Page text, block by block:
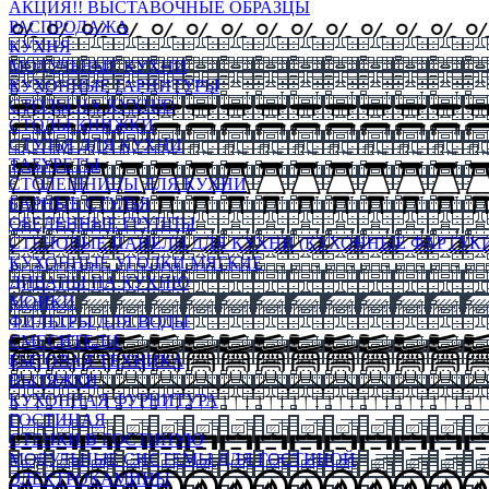
АКЦИЯ!! ВЫСТАВОЧНЫЕ ОБРАЗЦЫ
РАСПРОДАЖА
КУХНЯ
МОДУЛЬНЫЕ КУХНИ
КУХОННЫЕ ГАРНИТУРЫ
СТОЛЫ НА КУХНЮ
СТОЛЫ КНИЖКИ
СТУЛЬЯ ДЛЯ КУХНИ
ТАБУРЕТЫ
СТОЛЕШНИЦЫ ДЛЯ КУХНИ
БАРНЫЕ СТУЛЬЯ
ОБЕДЕННЫЕ ГРУППЫ
СТЕНОВЫЕ ПАНЕЛИ ДЛЯ КУХНИ (КУХОННЫЕ
КУХОННЫЕ УГОЛКИ МЯГКИЕ
ДИВАНЫ НА КУХНЮ
МОЙКИ
ФИЛЬТРЫ ДЛЯ ВОДЫ
СМЕСИТЕЛИ
БЫТОВАЯ ТЕХНИКА
ВЫТЯЖКИ
КУХОННАЯ ФУРНИТУРА
ГОСТИНАЯ
СТЕНКИ В ГОСТИНУЮ
МОДУЛЬНЫЕ СИСТЕМЫ ДЛЯ ГОСТИНОЙ
ЭЛЕКТРОКАМИНЫ